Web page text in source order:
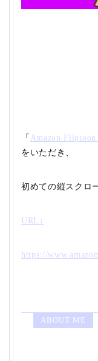
「 Amazon
をいただき、
初めての縦スクロ
URL↓
https://
ABOUT ME